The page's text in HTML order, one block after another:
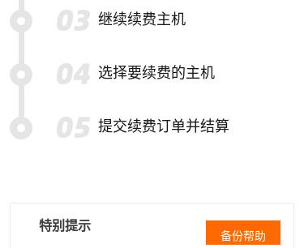
继续续费主机
选择要续费的主机
提交续费订单并结算
特别提示
备份帮助